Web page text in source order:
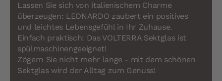
Lassen Sie sich von italienischem Charme
überzeugen: LEONARDO zaubert ein positives
und leichtes Lebensgefühl in Ihr Zuhause.
Einfach praktisch: Das VOLTERRA Sektglas ist
spülmaschinengeeignet!
Zögern Sie nicht mehr lange - mit dem schönen
Sektglas wird der Alltag zum Genuss!